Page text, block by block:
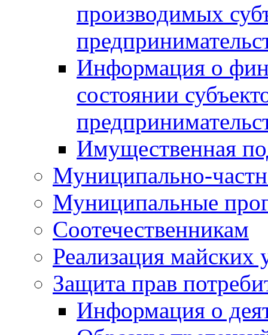
производимых
Информация о
состоянии
Имущественная
Муниципально-
Муниципальные
Соотечественникам
Реализация майских
Защита прав
Информация о